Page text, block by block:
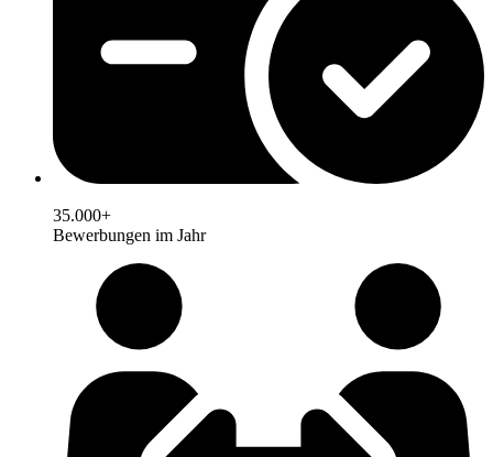
35.000+
Bewerbungen im Jahr